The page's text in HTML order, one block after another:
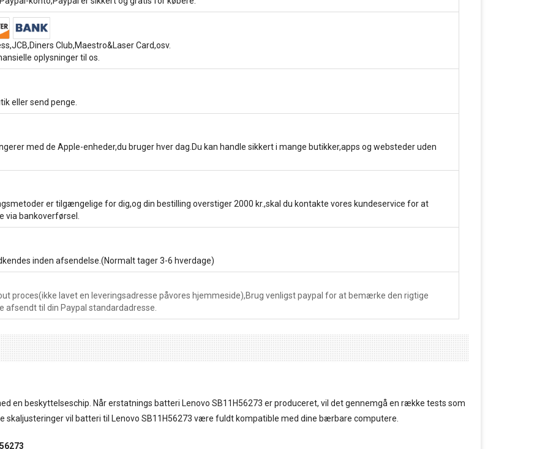
Club,Maestro&Laser Card,osv.
oplysninger til os.
eller send penge.
med de Apple-enheder,du bruger hver dag.Du kan handle sikkert i mange butikker,apps og websteder uden
er tilgængelige for dig,og din bestilling overstiger 2000 kr.,skal du kontakte vores kundeservice for at
via bankoverførsel.
inden afsendelse.(Normalt tager 3-6 hverdage)
proces(ikke lavet en leveringsadresse påvores hjemmeside),Brug venligst paypal for at bemærke den rigtige
afsendt til din Paypal standardadresse.
en beskyttelseschip. Når erstatnings batteri Lenovo SB11H56273 er produceret, vil det gennemgå en række tests som
skaljusteringer vil batteri til Lenovo SB11H56273 være fuldt kompatible med dine bærbare computere.